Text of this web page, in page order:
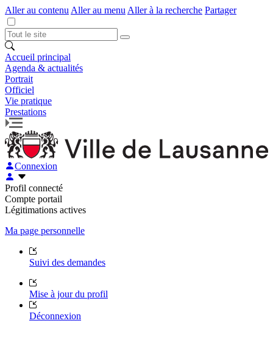
Aller au contenu Aller au menu Aller à la recherche Partager
Accueil principal
Agenda & actualités
Portrait
Officiel
Vie pratique
Prestations
Connexion
Profil connecté
Compte portail
Légitimations actives
Ma page personnelle
Suivi des demandes
Mise à jour du profil
Déconnexion